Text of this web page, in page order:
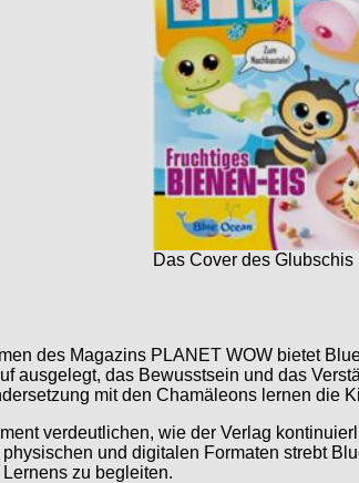
Das Cover des Glubschis
des Magazins PLANET WOW bietet
ausgelegt, das Bewusstsein und das
mit den Chamäleons lernen die
verdeutlichen, wie der Verlag
und digitalen Formaten strebt
zu begleiten.